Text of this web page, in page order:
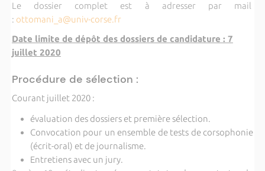
Le dossier complet est à adresser par mail
: ottomani_a@univ-corse.fr
Date limite de dépôt des dossiers de candidature : 7
juillet 2020
Procédure de sélection :
Courant juillet 2020 :
évaluation des dossiers et première sélection.
Convocation pour un ensemble de tests de corsophonie
(écrit-oral) et de journalisme.
Entretiens avec un jury.